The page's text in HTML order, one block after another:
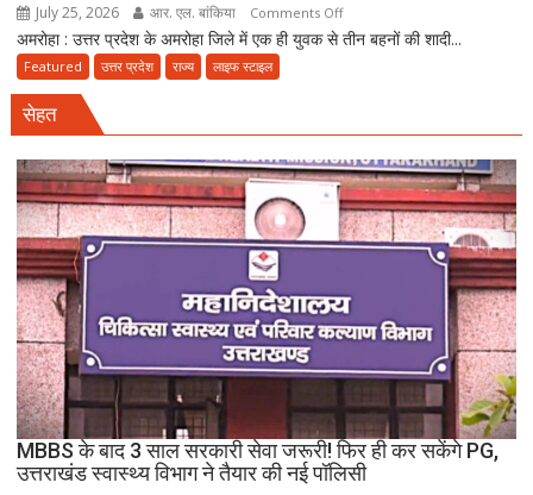
July 25, 2026 आर. एल. बांकिया Comments Offon
अमरोहा
शादी
पर
नया
विवाद,
के
नाबालिग
का
दावा;
CWC
ने
जारी
अमरोहा : उत्तर प्रदेश के अमरोहा जिले में एक ही युवक से तीन बहनों की शादी...
Featured उत्तर प्रदेश राज्य लाइफ स्टाइल
सेहत
MBBS के बाद 3 साल सरकारी सेवा जरूरी! फिर ही कर सकेंगे PG,
उत्तराखंड स्वास्थ्य विभाग ने तैयार की नई पॉलिसी